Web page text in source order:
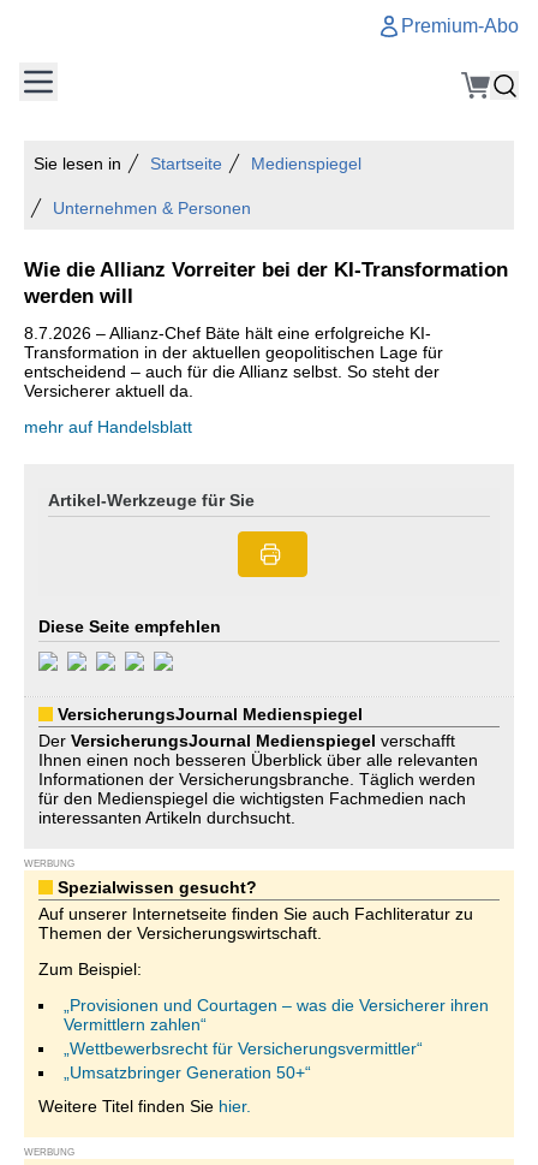
Premium-Abo
Sie lesen in Startseite Medienspiegel
Unternehmen & Personen
Wie die Allianz Vorreiter bei der KI-Transformation
werden will
8.7.2026 – Allianz-Chef Bäte hält eine erfolgreiche KI-
Transformation in der aktuellen geopolitischen Lage für
entscheidend – auch für die Allianz selbst. So steht der
Versicherer aktuell da.
mehr auf Handelsblatt
Artikel-Werkzeuge für Sie
Diese Seite empfehlen
VersicherungsJournal Medienspiegel
Der VersicherungsJournal Medienspiegel verschafft
Ihnen einen noch besseren Überblick über alle relevanten
Informationen der Versicherungsbranche. Täglich werden
für den Medienspiegel die wichtigsten Fachmedien nach
interessanten Artikeln durchsucht.
WERBUNG
Spezialwissen gesucht?
Auf unserer Internetseite finden Sie auch Fachliteratur zu
Themen der Versicherungswirtschaft.
Zum Beispiel:
„Provisionen und Courtagen – was die Versicherer ihren
Vermittlern zahlen“
„Wettbewerbsrecht für Versicherungsvermittler“
„Umsatzbringer Generation 50+“
Weitere Titel finden Sie hier.
WERBUNG